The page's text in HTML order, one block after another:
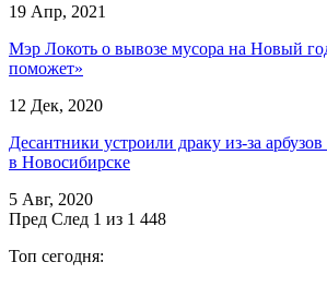
19 Апр, 2021
Мэр Локоть о вывозе мусора на Новый
поможет»
12 Дек, 2020
Десантники устроили драку из-за
в Новосибирске
5 Авг, 2020
Пред След 1 из 1 448
Топ сегодня: